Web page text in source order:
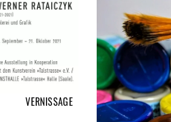
VERNISSAGE